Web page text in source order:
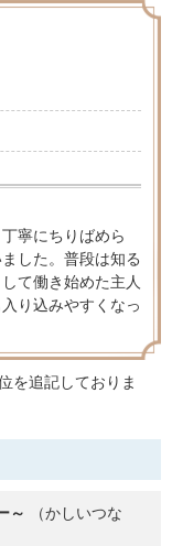
寧にちりばめら
した。普段は知る
て働き始めた主人
り込みやすくなっ
を追記しておりま
～
（かしいつな